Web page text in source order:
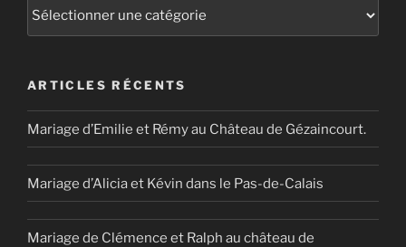
Catégories
ARTICLES RÉCENTS
Mariage d’Emilie et Rémy au Château de Gézaincourt.
Mariage d’Alicia et Kévin dans le Pas-de-Calais
Mariage de Clémence et Ralph au château de